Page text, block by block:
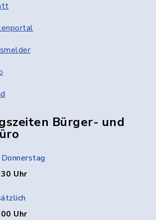
Bürger- und
Uhr
Uhr